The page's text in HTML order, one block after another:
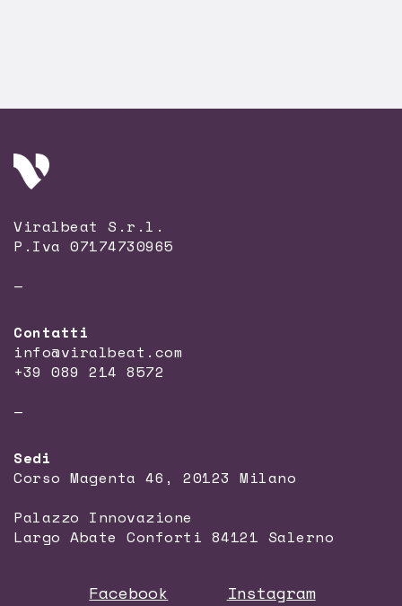
Viralbeat S.r.l.
P.Iva 07174730965
—
Contatti
info@viralbeat.com
+39 089 214 8572
—
Sedi
Corso Magenta 46, 20123 Milano
Palazzo Innovazione
Largo Abate Conforti 84121 Salerno
Facebook Instagram